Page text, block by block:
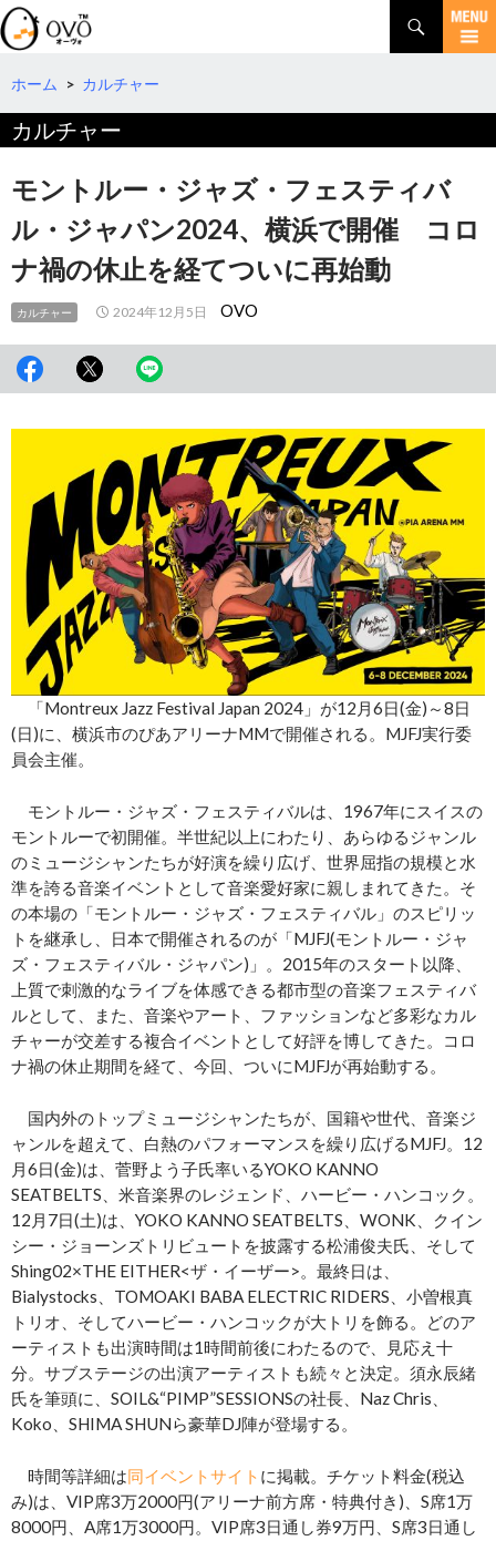
検
索
コ
テ
ツ
へ
ホーム > カルチャー
カルチャー
モントルー・ジャズ・フェスティバ
ル・ジャパン2024、横浜で開催 コロ
ナ禍の休止を経てついに再始動
カルチャー 2024年12月5日 OVO
「Montreux Jazz Festival Japan 2024」が12月6日(金)～8日
(日)に、横浜市のぴあアリーナMMで開催される。MJFJ実行委
員会主催。
モントルー・ジャズ・フェスティバルは、1967年にスイスの
モントルーで初開催。半世紀以上にわたり、あらゆるジャンル
のミュージシャンたちが好演を繰り広げ、世界屈指の規模と水
準を誇る音楽イベントとして音楽愛好家に親しまれてきた。そ
の本場の「モントルー・ジャズ・フェスティバル」のスピリッ
トを継承し、日本で開催されるのが「MJFJ(モントルー・ジャ
ズ・フェスティバル・ジャパン)」。2015年のスタート以降、
上質で刺激的なライブを体感できる都市型の音楽フェスティバ
ルとして、また、音楽やアート、ファッションなど多彩なカル
チャーが交差する複合イベントとして好評を博してきた。コロ
ナ禍の休止期間を経て、今回、ついにMJFJが再始動する。
国内外のトップミュージシャンたちが、国籍や世代、音楽ジ
ャンルを超えて、白熱のパフォーマンスを繰り広げるMJFJ。12
月6日(金)は、菅野よう子氏率いるYOKO KANNO
SEATBELTS、米音楽界のレジェンド、ハービー・ハンコック。
12月7日(土)は、YOKO KANNO SEATBELTS、WONK、クイン
シー・ジョーンズトリビュートを披露する松浦俊夫氏、そして
Shing02×THE EITHER<ザ・イーザー>。最終日は、
Bialystocks、TOMOAKI BABA ELECTRIC RIDERS、小曽根真
トリオ、そしてハービー・ハンコックが大トリを飾る。どのア
ーティストも出演時間は1時間前後にわたるので、見応え十
分。サブステージの出演アーティストも続々と決定。須永辰緒
氏を筆頭に、SOIL&“PIMP”SESSIONSの社長、Naz Chris、
Koko、SHIMA SHUNら豪華DJ陣が登場する。
時間等詳細は同イベントサイト に掲載。チケット料金(税込
み)は、VIP席3万2000円(アリーナ前方席・特典付き)、S席1万
8000円、A席1万3000円。VIP席3日通し券9万円、S席3日通し